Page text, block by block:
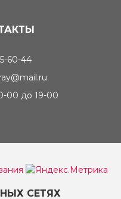
60-44
00 до 19-00
СЕТЯХ